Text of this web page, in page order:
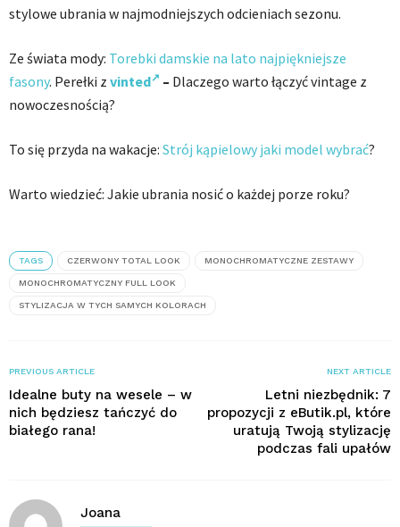
stylowe ubrania w najmodniejszych odcieniach sezonu.
Ze świata mody: Torebki damskie na lato najpiękniejsze
fasony. Perełki z vinted – Dlaczego warto łączyć vintage z
nowoczesnością?
To się przyda na wakacje: Strój kąpielowy jaki model wybrać?
Warto wiedzieć: Jakie ubrania nosić o każdej porze roku?
TAGS CZERWONY TOTAL LOOK MONOCHROMATYCZNE ZESTAWY
MONOCHROMATYCZNY FULL LOOK
STYLIZACJA W TYCH SAMYCH KOLORACH
PREVIOUS ARTICLE
Idealne buty na wesele – w
nich będziesz tańczyć do
białego rana!
NEXT ARTICLE
Letni niezbędnik: 7
propozycji z eButik.pl, które
uratują Twoją stylizację
podczas fali upałów
Joana